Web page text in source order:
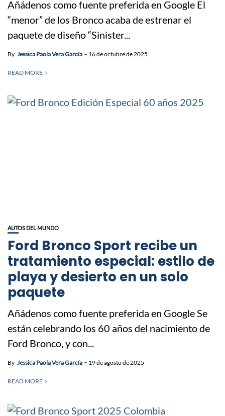
Añádenos como fuente preferida en Google El
“menor” de los Bronco acaba de estrenar el
paquete de diseño “Sinister...
By Jessica Paola Vera García 16 de octubre de 2025
READ MORE
AUTOS DEL MUNDO
Ford Bronco Sport recibe un
tratamiento especial: estilo de
playa y desierto en un solo
paquete
Añádenos como fuente preferida en Google Se
están celebrando los 60 años del nacimiento de
Ford Bronco, y con...
By Jessica Paola Vera García 19 de agosto de 2025
READ MORE